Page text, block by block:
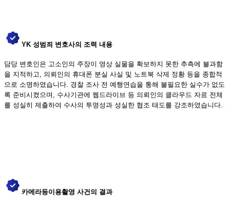
YK 성범죄 변호사의 조력 내용
담당 변호인은 고소인의 주장이 영상 실물을 확보하지 못한 추측에 불과함
을 지적하고, 의뢰인의 휴대폰 분실 사실 및 노트북 삭제 정황 등을 종합적
으로 소명하였습니다. 경찰 조사 전 예행연습을 통해 불필요한 실수가 없도
록 준비시켰으며, 수사기관에 웹드라이브 등 의뢰인의 클라우드 자료 전체
를 성실히 제출하여 수사의 투명성과 성실한 협조 태도를 강조하였습니다.
카메라등이용촬영 사건의 결과